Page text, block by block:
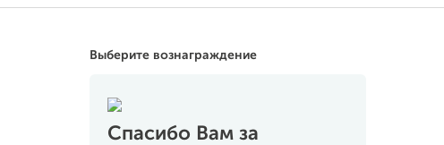
Выберите вознаграждение
Спасибо Вам за